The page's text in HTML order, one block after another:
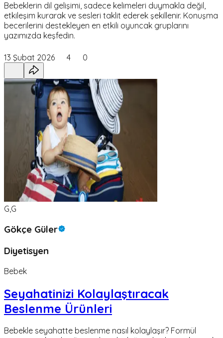
Bebeklerin dil gelişimi, sadece kelimeleri duymakla değil,
etkileşim kurarak ve sesleri taklit ederek şekillenir. Konuşma
becerilerini destekleyen en etkili oyuncak gruplarını
yazımızda keşfedin.
13 Şubat 2026 4 0
G,G
Gökçe Güler
Diyetisyen
Bebek
Seyahatinizi Kolaylaştıracak
Beslenme Ürünleri
Bebekle seyahatte beslenme nasıl kolaylaşır? Formül